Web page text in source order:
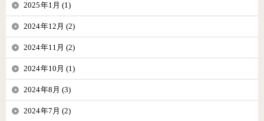
2025年1月 (1)
2024年12月 (2)
2024年11月 (2)
2024年10月 (1)
2024年8月 (3)
2024年7月 (2)